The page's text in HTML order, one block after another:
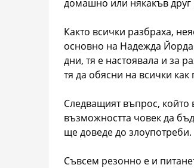
домашно или някакъв друг
Както всички разбраха,
основно на Надежда
дни, тя е настоявала и за
тя да обясни на всички
Следващият въпрос, който
възможността човек да
ще доведе до злоупотреби.
Съвсем резонно е и